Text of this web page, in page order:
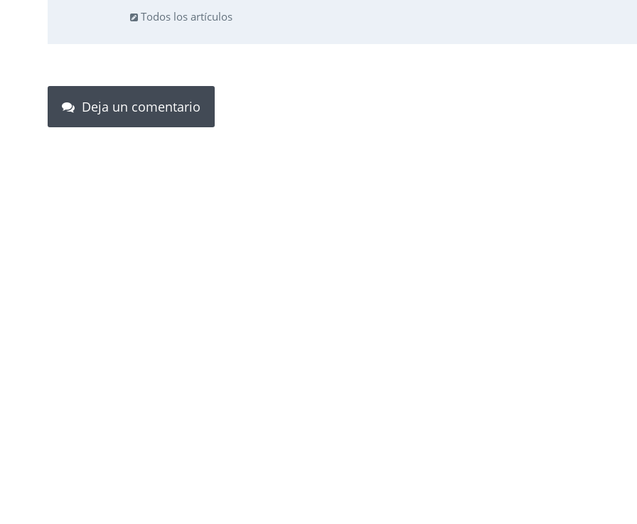
Todos los artículos
Deja un comentario